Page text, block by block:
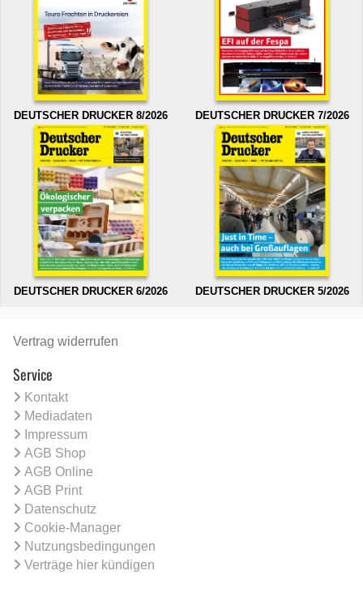
DEUTSCHER DRUCKER 8/2026 DEUTSCHER DRUCKER 7/2026
DEUTSCHER DRUCKER 6/2026 DEUTSCHER DRUCKER 5/2026
Vertrag widerrufen
Service
Kontakt
Mediadaten
Impressum
AGB Shop
AGB Online
AGB Print
Datenschutz
Cookie-Manager
Nutzungsbedingungen
Verträge hier kündigen